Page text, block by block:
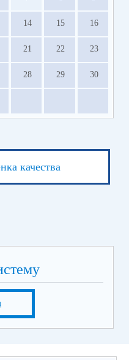
14 15 16
21 22 23
28 29 30
качества